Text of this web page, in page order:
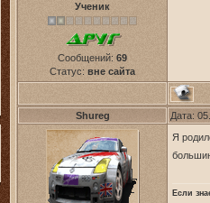
Ученик
Сообщений: 69
Статус: вне сайта
Shureg Дата:
Я
Если